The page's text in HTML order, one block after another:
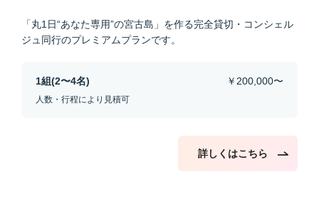
「丸1日“あなた専用”の宮古島」を作る完全貸切・コンシェル
ジュ同行のプレミアムプランです。
1組(2〜4名)
人数・行程により見積可
￥200,000〜
詳しくはこちら